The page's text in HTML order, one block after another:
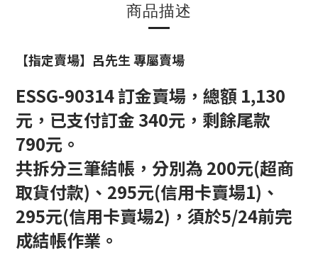
商品描述
【指定賣場】呂先生 專屬賣場
ESSG-90314 訂金賣場，總額 1,130
元，已支付訂金 340元，剩餘尾款
790元。
共拆分三筆結帳，分別為 200元(超商
取貨付款)、 295元(信用卡賣場1) 、
295元(信用卡賣場2)， 須於5/24前完
成結帳作業。